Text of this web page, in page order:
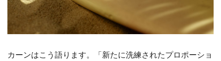
カーンはこう語ります。「新たに洗練されたプロポーショ